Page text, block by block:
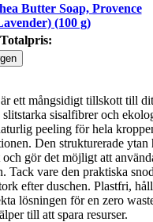
Butter Soap, Provence
(100 g)
Totalpris:
ett mångsidigt tillskott till
sisalfibrer och
peeling för hela
Den strukturerade ytan
gör det möjligt att
Tack vare den praktiska
efter duschen. Plastfri,
lösningen för en zero
till att spara resurser.